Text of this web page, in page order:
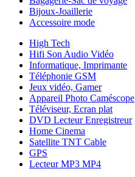
Bijoux-Joaillerie
Accessoire mode
High Tech
Hifi Son Audio Vidéo
Informatique, Imprimante
Téléphonie GSM
Jeux vidéo, Gamer
Appareil Photo Caméscope
Téléviseur, Ecran plat
DVD Lecteur Enregistreur
Home Cinema
Satellite TNT Cable
GPS
Lecteur MP3 MP4